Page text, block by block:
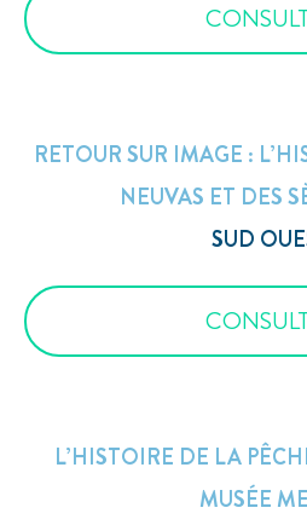
RETOUR SUR IMAGE :
NEUVAS ET DES
SUD
L’HISTOIRE DE LA
MUSÉE